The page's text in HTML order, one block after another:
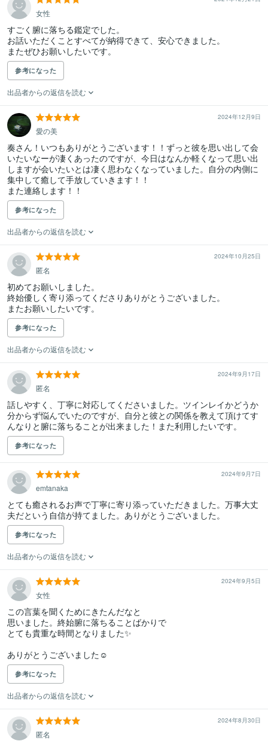
女性
すごく腑に落ちる鑑定でした。
お話いただくことすべてが納得できて、安心できました。
またぜひお願いしたいです。
参考になった
出品者からの返信を読む
2024年12月9日
愛の美
奏さん！いつもありがとうございます！！ずっと彼を思い出して会
いたいなーが凄くあったのですが、今日はなんか軽くなって思い出
しますが会いたいとは凄く思わなくなっていました。自分の内側に
集中して癒して手放していきます！！
また連絡します！！
参考になった
出品者からの返信を読む
2024年10月25日
匿名
初めてお願いしました。
終始優しく寄り添ってくださりありがとうございました。
またお願いしたいです。
参考になった
出品者からの返信を読む
2024年9月17日
匿名
話しやすく、丁寧に対応してくださいました。ツインレイかどうか
分からず悩んでいたのですが、自分と彼との関係を教えて頂けてす
んなりと腑に落ちることが出来ました！また利用したいです。
参考になった
2024年9月7日
emtanaka
とても癒されるお声で丁寧に寄り添っていただきました。万事大丈
夫だという自信が持てました。ありがとうございました。
参考になった
出品者からの返信を読む
2024年9月5日
女性
この言葉を聞くためにきたんだなと
思いました。終始腑に落ちることばかりで
とても貴重な時間となりました✨
ありがとうございました☺️
参考になった
出品者からの返信を読む
2024年8月30日
匿名